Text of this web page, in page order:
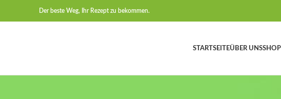
Der beste Weg, Ihr Rezept zu bekommen.
STARTSEITEÜBER UNSSHOP